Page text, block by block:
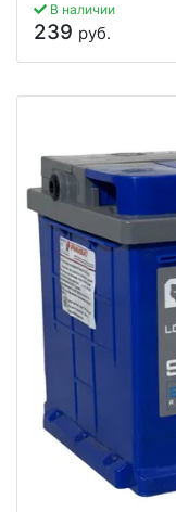
В наличии
239 руб.